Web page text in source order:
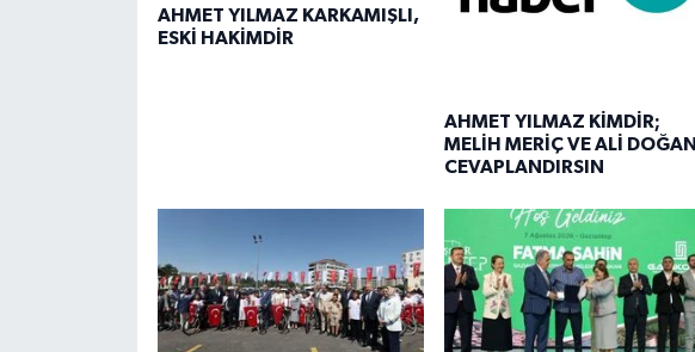
AHMET YILMAZ KARKAMIŞLI,
ESKİ HAKİMDİR
AHMET YILMAZ KİMDİR;
MELİH MERİÇ VE ALİ DOĞAN
CEVAPLANDIRSIN